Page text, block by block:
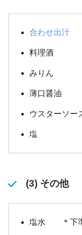
合わせ出汁
料理酒
みりん
薄口醤油
ウスターソ
塩
(3) その他
塩水 ＊下